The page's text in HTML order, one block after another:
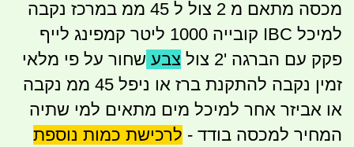
מכסה מתאם מ 2 צול ל 45 ממ במרכז נקבה
למיכל IBC קובייה 1000 ליטר קמפינג לייף
פקק עם הברגה '2 צול
צבע שחור על פי מלאי
זמין נקבה להתקנת ברז או ניפל 45 ממ נקבה
או אביזר אחר למיכל מים מתאים למי שתיה
המחיר למכסה בודד - לרכישת כמות נוספת